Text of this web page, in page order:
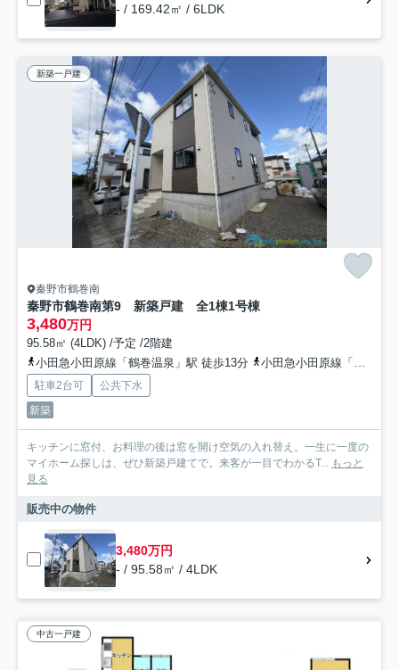
- / 169.42㎡ / 6LDK
新築一戸建
秦野市鶴巻南
秦野市鶴巻南第9 新築戸建 全1棟1号棟
3,480万円
95.58㎡ (4LDK) /予定 /2階建
小田急小田原線「鶴巻温泉」駅 徒歩13分
小田急小田原線「東海大学前」駅 徒歩18分
駐車2台可
公共下水
新築
キッチンに窓付、お料理の後は窓を開け空気の入れ替え。一生に一度の
マイホーム探しは、ぜひ新築戸建てで。来客が一目でわかるT... もっと
見る
販売中の物件
3,480万円
- / 95.58㎡ / 4LDK
中古一戸建